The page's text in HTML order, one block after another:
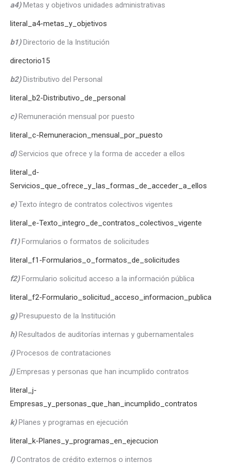
a4)Metas y objetivos unidades administrativas
literal_a4-metas_y_objetivos
b1)Directorio de la Institución
directorio15
b2)Distributivo del Personal
literal_b2-Distributivo_de_personal
c)Remuneración mensual por puesto
literal_c-Remuneracion_mensual_por_puesto
d)Servicios que ofrece y la forma de acceder a ellos
literal_d-
Servicios_que_ofrece_y_las_formas_de_acceder_a_ellos
e)Texto íntegro de contratos colectivos vigentes
literal_e-Texto_integro_de_contratos_colectivos_vigente
f1)Formularios o formatos de solicitudes
literal_f1-Formularios_o_formatos_de_solicitudes
f2)Formulario solicitud acceso a la información pública
literal_f2-Formulario_solicitud_acceso_informacion_publica
g) Presupuesto de la Institución
h)Resultados de auditorías internas y gubernamentales
i) Procesos de contrataciones
j) Empresas y personas que han incumplido contratos
literal_j-
Empresas_y_personas_que_han_incumplido_contratos
k) Planes y programas en ejecución
literal_k-Planes_y_programas_en_ejecucion
l) Contratos de crédito externos o internos